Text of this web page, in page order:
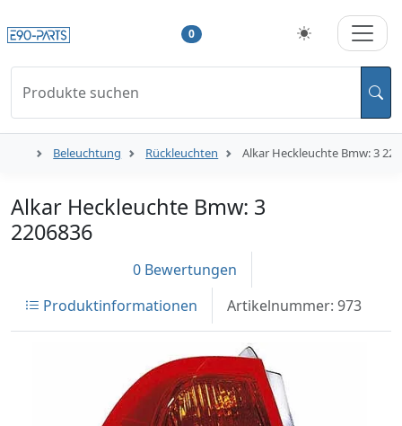
0
Produkte suchen
Beleuchtung Rückleuchten Alkar Heckleuchte Bmw: 3
Alkar Heckleuchte Bmw: 3
2206836
0 Bewertungen
Produktinformationen
Artikelnummer: 973